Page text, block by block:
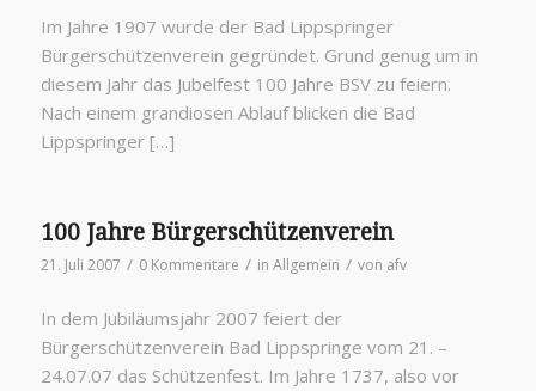
Im Jahre 1907 wurde der Bad Lippspringer
Bürgerschützenverein gegründet. Grund genug um in
diesem Jahr das Jubelfest 100 Jahre BSV zu feiern.
Nach einem grandiosen Ablauf blicken die Bad
Lippspringer […]
100 Jahre Bürgerschützenverein
21. Juli 2007 / 0 Kommentare / in Allgemein / von afv
In dem Jubiläumsjahr 2007 feiert der
Bürgerschützenverein Bad Lippspringe vom 21. –
24.07.07 das Schützenfest. Im Jahre 1737, also vor